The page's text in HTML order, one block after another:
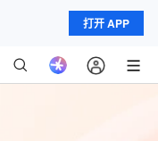
打开 APP